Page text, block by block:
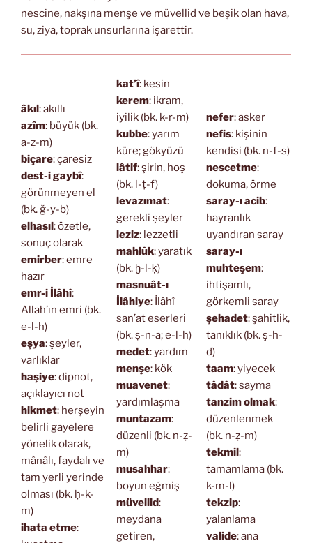
nescine, nakşına menşe ve müvellid ve beşik olan hava,
su, ziya, toprak unsurlarına işarettir.
âkıl : akıllı
azîm: büyük (bk.
a-ẓ-m)
biçare: çaresiz
dest-i gaybî:
görünmeyen el
(bk. ğ-y-b)
elhasıl : özetle,
sonuç olarak
emirber: emre
hazır
emr-i İlâhî:
Allah’ın emri (bk.
e-l-h)
eşya: şeyler,
varlıklar
haşiye: dipnot,
açıklayıcı not
hikmet: herşeyin
belirli gayelere
yönelik olarak,
mânâlı, faydalı ve
tam yerli yerinde
olması (bk. ḥ-k-
m)
ihata etme:
kat’î: kesin
kerem: ikram,
iyilik (bk. k-r-m)
kubbe: yarım
küre; gökyüzü
lâtif: şirin, hoş
(bk. l-ṭ-f)
levazımat:
gerekli şeyler
leziz: lezzetli
mahlûk: yaratık
(bk. ḫ-l-ḳ)
masnuât-ı
İlâhiye: İlâhî
san’at eserleri
(bk. ṣ-n-a; e-l-h)
medet: yardım
menşe: kök
muavenet:
yardımlaşma
muntazam:
düzenli (bk. n-ẓ-
m)
musahhar:
boyun eğmiş
müvellid:
meydana
getiren,
nefer: asker
nefis: kişinin
kendisi (bk. n-f-s)
nescetme:
dokuma, örme
saray-ı acib:
hayranlık
uyandıran saray
saray-ı
muhteşem:
ihtişamlı,
görkemli saray
şehadet: şahitlik,
tanıklık (bk. ş-h-
d)
taam: yiyecek
tâdât: sayma
tanzim olmak:
düzenlenmek
(bk. n-ẓ-m)
tekmil :
tamamlama (bk.
k-m-l)
tekzip:
yalanlama
valide: ana